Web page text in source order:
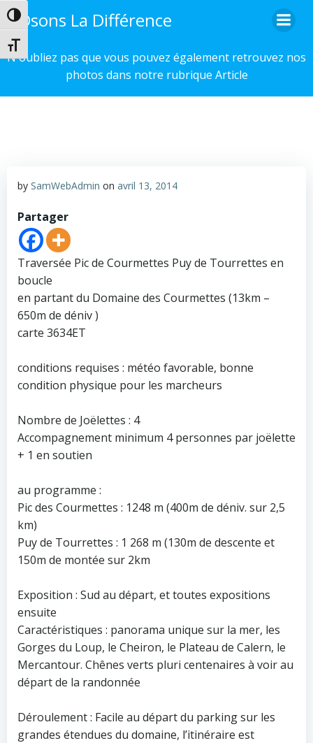
Passer en contraste élevé
Changer la taille de la police
au
Osons La Différence
N'oubliez pas que vous pouvez également retrouvez nos
photos dans notre rubrique Article
by SamWebAdmin on avril 13, 2014
Partager
Traversée Pic de Courmettes Puy de Tourrettes en
boucle
en partant du Domaine des Courmettes (13km –
650m de déniv )
carte 3634ET
conditions requises : météo favorable, bonne
condition physique pour les marcheurs
Nombre de Joëlettes : 4
Accompagnement minimum 4 personnes par joëlette
+ 1 en soutien
au programme :
Pic des Courmettes : 1248 m (400m de déniv. sur 2,5
km)
Puy de Tourrettes : 1 268 m (130m de descente et
150m de montée sur 2km
Exposition : Sud au départ, et toutes expositions
ensuite
Caractéristiques : panorama unique sur la mer, les
Gorges du Loup, le Cheiron, le Plateau de Calern, le
Mercantour. Chênes verts pluri centenaires à voir au
départ de la randonnée
Déroulement : Facile au départ du parking sur les
grandes étendues du domaine, l’itinéraire est